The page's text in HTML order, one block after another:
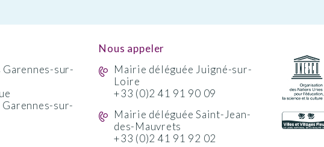
sur-
sur-
Nous appeler
Mairie déléguée Juigné-sur-
Loire
+33 (0)2 41 91 90 09
Mairie déléguée Saint-Jean-
des-Mauvrets
+33 (0)2 41 91 92 02